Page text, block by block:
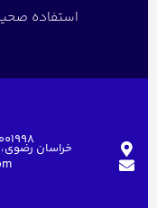
استفاده
051-
خراسان رضوی،